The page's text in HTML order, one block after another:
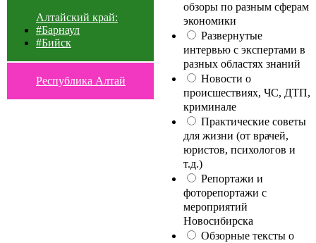
Алтайский край:
#Барнаул
#Бийск
Республика Алтай
обзоры по разным сферам
экономики
Развернутые
интервью с экспертами в
разных областях знаний
Новости о
происшествиях, ЧС, ДТП,
криминале
Практические советы
для жизни (от врачей,
юристов, психологов и
т.д.)
Репортажи и
фоторепортажи с
мероприятий
Новосибирска
Обзорные тексты о